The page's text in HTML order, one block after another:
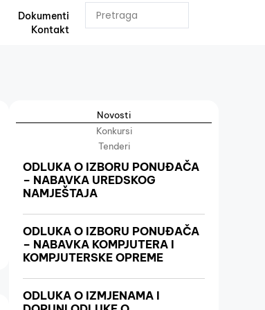
Dokumenti
Kontakt
Novosti
Konkursi
Tenderi
ODLUKA O IZBORU PONUĐAČA
– NABAVKA UREDSKOG
NAMJEŠTAJA
ODLUKA O IZBORU PONUĐAČA
– NABAVKA KOMPJUTERA I
KOMPJUTERSKE OPREME
ODLUKA O IZMJENAMA I